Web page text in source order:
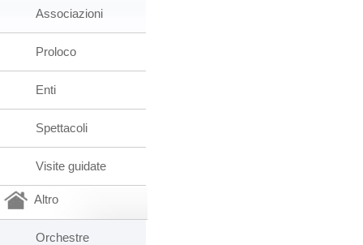
Associazioni
Proloco
Enti
Spettacoli
Visite guidate
Altro
Orchestre